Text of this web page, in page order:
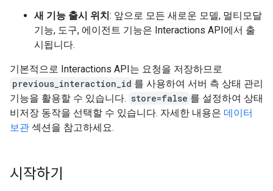
새 기능 출시 위치: 앞으로 모든 새로운 모델, 멀티모달
기능, 도구, 에이전트 기능은 Interactions API에서 출
시됩니다.
기본적으로 Interactions API는 요청을 저장하므로
previous_interaction_id 를 사용하여 서버 측 상태 관리
기능을 활용할 수 있습니다. store=false 를 설정하여 상태
비저장 동작을 선택할 수 있습니다. 자세한 내용은 데이터
보관 섹션을 참고하세요.
시작하기